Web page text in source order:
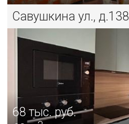
Савушкина ул., д.138
68 тыс. руб.